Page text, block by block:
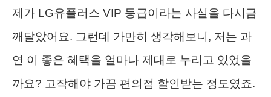
제가 LG유플러스 VIP 등급이라는 사실을 다시금
깨달았어요. 그런데 가만히 생각해보니, 저는 과
연 이 좋은 혜택을 얼마나 제대로 누리고 있었을
까요? 고작해야 가끔 편의점 할인받는 정도였죠.